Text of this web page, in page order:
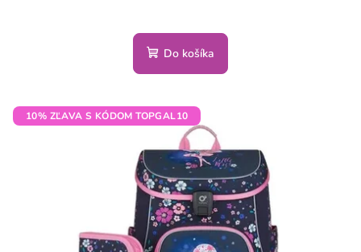
Do košíka
10% ZĽAVA S KÓDOM TOPGAL10